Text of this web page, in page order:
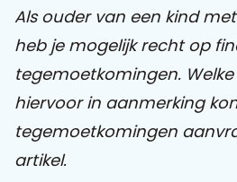
E-learnings
Themabijeenkomsten
Praat mee
Als ouder van een kind
heb je mogelijk recht op
tegemoetkomingen.
hiervoor in aanmerking
tegemoetkomingen
artikel.